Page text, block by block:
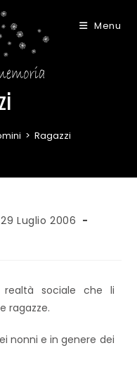
Menu
> Ragazzi
29 Luglio 2006
sociale che li
ragazze.
nonni e in genere dei